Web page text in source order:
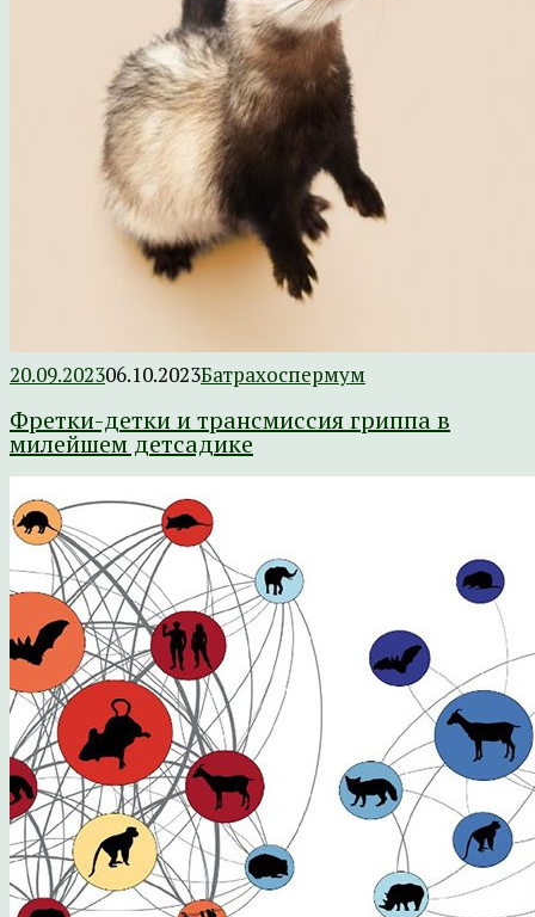
20.09.202306.10.2023Батрахоспермум
Фретки-детки и трансмиссия гриппа в
милейшем детсадике